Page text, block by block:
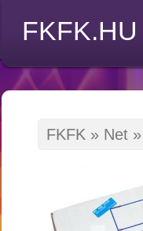
FKFK.HU
FKFK » Net »